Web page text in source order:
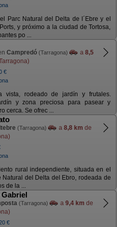
Parc Natural del Delta de l´Ebre y el
y próximo a la ciudad de Tortosa,
po ...
Campredó (Tarragona) a 8,5
€
vista, rodeado de jardín y frutales.
y zona preciosa para pasear y
cerca. Se ofrec ...
(Tarragona) a 8,8 km de
rural independiente, situada en el
Natural del Delta del Ebro, rodeada de
de la ...
Gabriel
(Tarragona) a 9,4 km de
€